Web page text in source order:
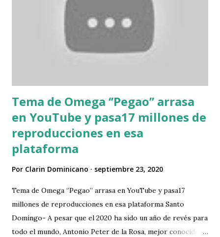
alrededores del ingenio Porvenir. Al mediodía, Abinader
visitará el Parque Industrial de la Zona Franca de San Pedro,
visitará el área de la bodega, conforme a la nota. La agenda
Tema de Omega ‘’Pegao’’ arrasa
en YouTube y pasa17 millones de
reproducciones en esa
plataforma
Por Clarin Dominicano septiembre 23, 2020
Tema de Omega ‘’Pegao’’ arrasa en YouTube y pasa17
millones de reproducciones en esa plataforma Santo
Domingo- A pesar que el 2020 ha sido un año de revés para
todo el mundo, Antonio Peter de la Rosa, mejor conocido